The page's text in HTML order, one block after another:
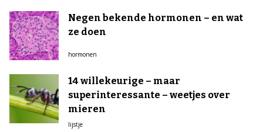
Negen bekende hormonen – en wat
ze doen
hormonen
14 willekeurige – maar
superinteressante – weetjes over
mieren
lijstje